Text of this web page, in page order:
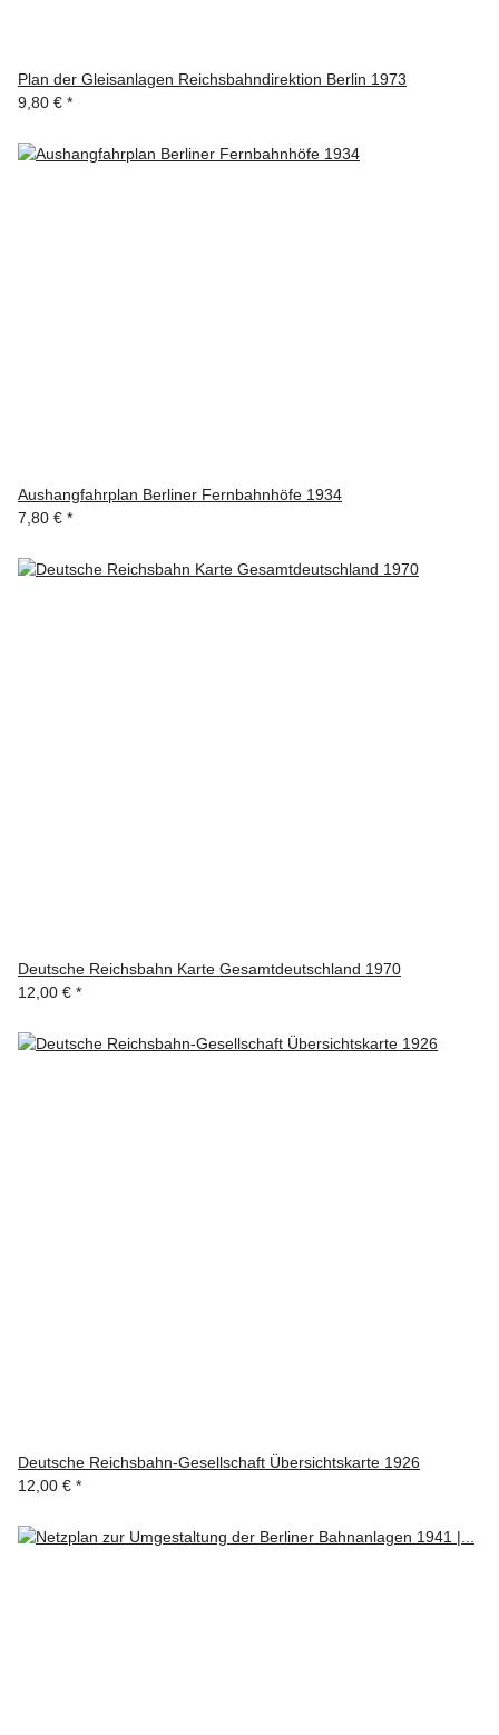
Plan der Gleisanlagen Reichsbahndirektion Berlin 1973
9,80 € *
Aushangfahrplan Berliner Fernbahnhöfe 1934
7,80 € *
Deutsche Reichsbahn Karte Gesamtdeutschland 1970
12,00 € *
Deutsche Reichsbahn-Gesellschaft Übersichtskarte 1926
12,00 € *